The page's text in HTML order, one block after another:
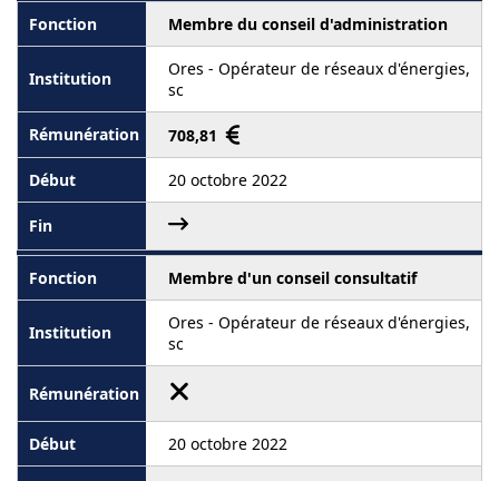
Membre du conseil d'administration
Ores - Opérateur de réseaux d'énergies,
sc
708,81
20 octobre 2022
Membre d'un conseil consultatif
Ores - Opérateur de réseaux d'énergies,
sc
20 octobre 2022